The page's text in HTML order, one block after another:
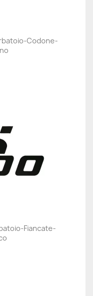
Codone-
Fiancate-